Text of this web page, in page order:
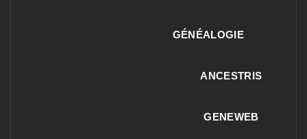
GÉNÉALOGIE
ANCESTRIS
GENEWEB